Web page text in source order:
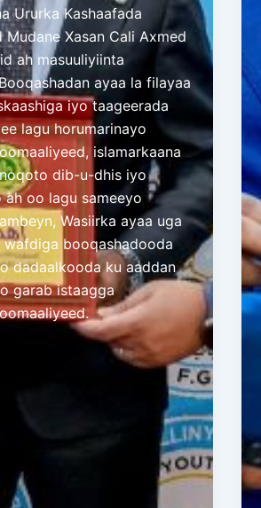
Ururka Kashaafada
Mudane Xasan Cali Axmed
ah masuuliyiinta
ayaa la filayaa
iyo taageerada
lagu horumarinayo
islamarkaana
dib-u-dhis iyo
oo lagu sameeyo
Wasiirka ayaa uga
wafdiga booqashadooda
dadaalkooda ku aaddan
garab istaagga